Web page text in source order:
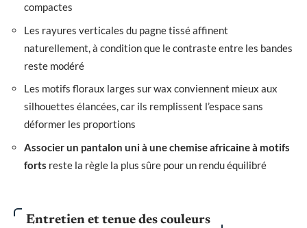
compactes
Les rayures verticales du pagne tissé affinent
naturellement, à condition que le contraste entre les bandes
reste modéré
Les motifs floraux larges sur wax conviennent mieux aux
silhouettes élancées, car ils remplissent l’espace sans
déformer les proportions
Associer un pantalon uni à une chemise africaine à motifs
forts reste la règle la plus sûre pour un rendu équilibré
Entretien et tenue des couleurs